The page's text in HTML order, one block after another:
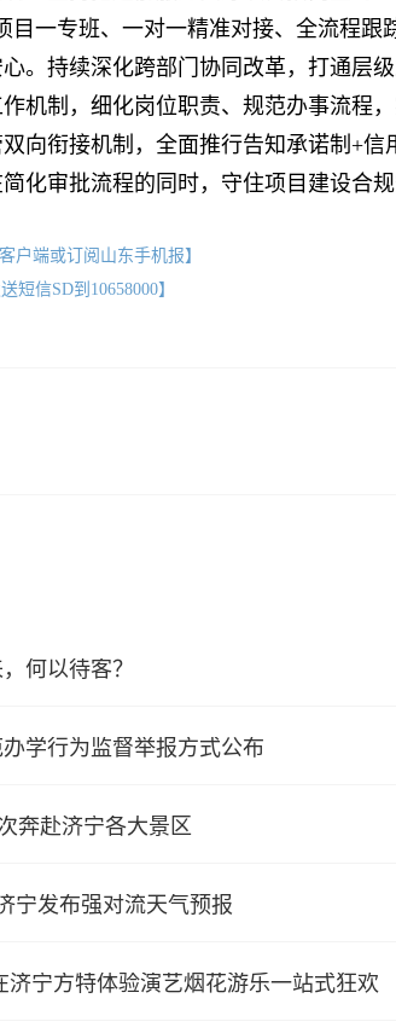
目一专班、一对一精准对接、全流程跟
。持续深化跨部门协同改革，打通层
机制，细化岗位职责、规范办事流程
向衔接机制，全面推行告知承诺制+
化审批流程的同时，守住项目建设合规
户端或订阅山东手机报】
短信SD到10658000】
何以待客？
学行为监督举报方式公布
奔赴济宁各大景区
宁发布强对流天气预报
济宁方特体验演艺烟花游乐一站式狂欢